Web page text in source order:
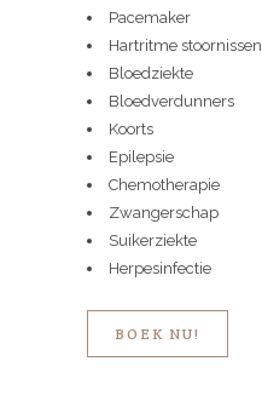
Pacemaker
Hartritme stoornissen
Bloedziekte
Bloedverdunners
Koorts
Epilepsie
Chemotherapie
Zwangerschap
Suikerziekte
Herpesinfectie
BOEK NU!